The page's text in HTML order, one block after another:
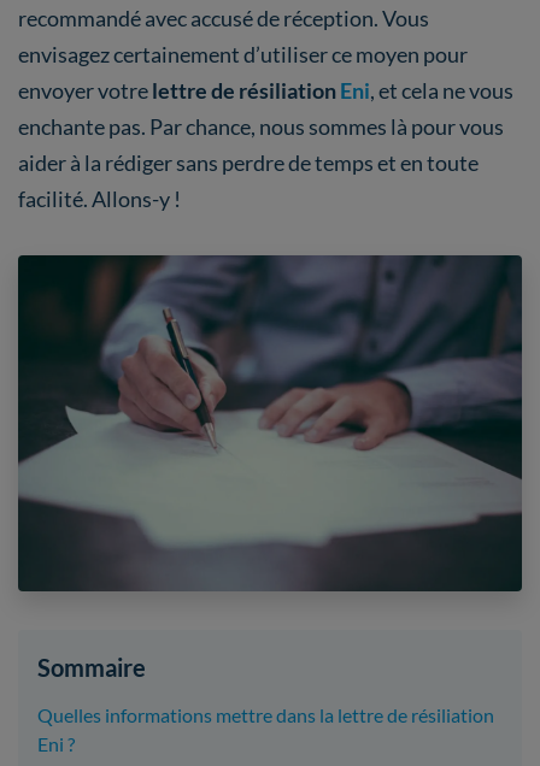
recommandé avec accusé de réception. Vous
envisagez certainement d’utiliser ce moyen pour
envoyer votrelettre de résiliationEni, et cela ne vous
enchante pas. Par chance, nous sommes là pour vous
aider à la rédiger sans perdre de temps et en toute
facilité. Allons-y !
Sommaire
Quelles informations mettre dans la lettre de résiliation
Eni ?